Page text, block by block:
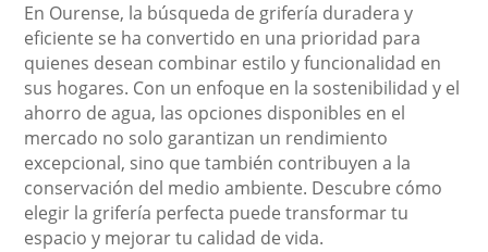
En Ourense, la búsqueda de grifería duradera y
eficiente se ha convertido en una prioridad para
quienes desean combinar estilo y funcionalidad en
sus hogares. Con un enfoque en la sostenibilidad y el
ahorro de agua, las opciones disponibles en el
mercado no solo garantizan un rendimiento
excepcional, sino que también contribuyen a la
conservación del medio ambiente. Descubre cómo
elegir la grifería perfecta puede transformar tu
espacio y mejorar tu calidad de vida.